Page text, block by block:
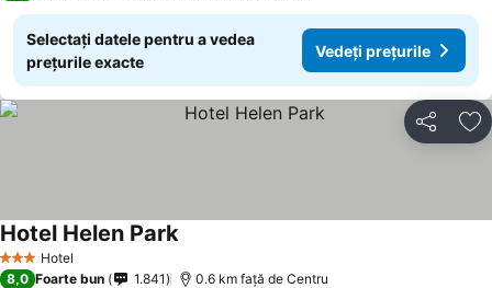
Selectați datele pentru a vedea
prețurile exacte
Vedeți prețurile
Distribuiți
3 SteleHotel
Hotel Helen ParkVedeți prețurile
8,0 Foarte bun 1.841 0.6 km faţă de Centru